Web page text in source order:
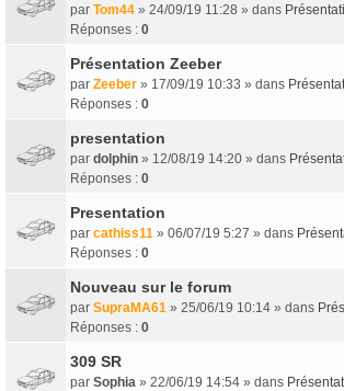
par Tom44 » 24/09/19 11:28 » dans
Réponses : 0
Présentation Zeeber
par Zeeber » 17/09/19 10:33 » dans
Réponses : 0
presentation
par dolphin » 12/08/19 14:20 » dans
Réponses : 0
Presentation
par cathiss11 » 06/07/19 5:27 » dans
Réponses : 0
Nouveau sur le forum
par SupraMA61 » 25/06/19 10:14 » dans
Réponses : 0
309 SR
par Sophia » 22/06/19 14:54 » dans